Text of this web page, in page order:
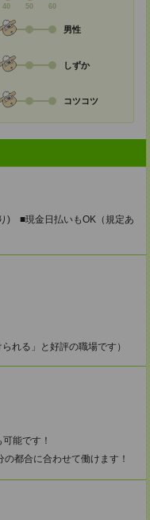
40 50 60
男性
しずか
コツコツ
) ■現金日払いもOK（規定あ
れる」と好評の職場です）
能です！
都合に合わせて働けます！